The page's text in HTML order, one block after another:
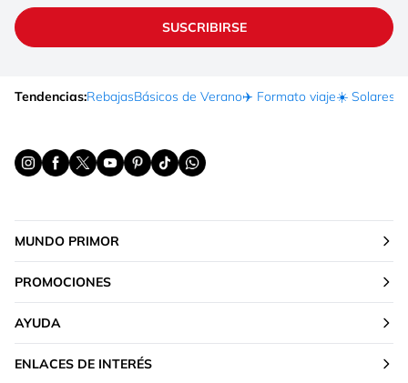
SUSCRIBIRSE
Tendencias:RebajasBásicos de Verano✈️ Formato viaje☀️ Solares
MUNDO PRIMOR
PROMOCIONES
AYUDA
ENLACES DE INTERÉS